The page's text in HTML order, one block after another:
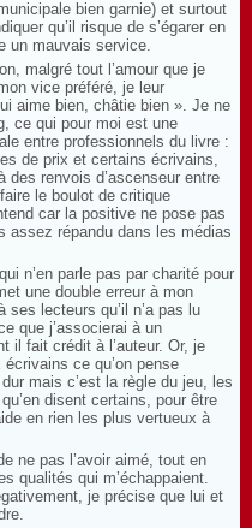
bien garnie) et surtout
qu’il risque de s’égarer en
un mauvais service.
malgré tout l’amour que je
vice préféré, je leur
aime bien, châtie bien ». Je ne
ce qui pour moi est une
entre professionnels du livre :
de prix et certains écrivains,
renvois d’ascenseur entre
le boulot de critique
car la positive ne pose pas
assez répandu dans les médias
n’en parle pas par charité pour
une double erreur à mon
lecteurs qu’il n’a pas lu
que j’associerai à un
il fait crédit à l’auteur. Or, je
ce qu’on pense
mais c’est la règle du jeu, les
disent certains, pour être
en rien les plus vertueux à
ne pas l’avoir aimé, tout en
qualités qui m’échappaient.
je précise que lui et